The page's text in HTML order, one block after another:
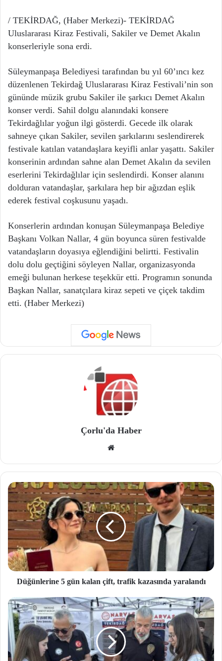
/ TEKİRDAĞ, (Haber Merkezi)- TEKİRDAĞ
Uluslararası Kiraz Festivali, Sakiler ve Demet Akalın
konserleriyle sona erdi.
Süleymanpaşa Belediyesi tarafından bu yıl 60’ıncı kez
düzenlenen Tekirdağ Uluslararası Kiraz Festivali’nin son
gününde müzik grubu Sakiler ile şarkıcı Demet Akalın
konser verdi. Sahil dolgu alanındaki konsere
Tekirdağlılar yoğun ilgi gösterdi. Gecede ilk olarak
sahneye çıkan Sakiler, sevilen şarkılarını seslendirerek
festivale katılan vatandaşlara keyifli anlar yaşattı. Sakiler
konserinin ardından sahne alan Demet Akalın da sevilen
eserlerini Tekirdağlılar için seslendirdi. Konser alanını
dolduran vatandaşlar, şarkılara hep bir ağızdan eşlik
ederek festival coşkusunu yaşadı.
Konserlerin ardından konuşan Süleymanpaşa Belediye
Başkanı Volkan Nallar, 4 gün boyunca süren festivalde
vatandaşların doyasıya eğlendiğini belirtti. Festivalin
dolu dolu geçtiğini söyleyen Nallar, organizasyonda
emeği bulunan herkese teşekkür etti. Programın sonunda
Başkan Nallar, sanatçılara kiraz sepeti ve çiçek takdim
etti. (Haber Merkezi)
Çorlu'da Haber
site
si
Düğünlerine 5 gün kalan çift, trafik kazasında yaralandı